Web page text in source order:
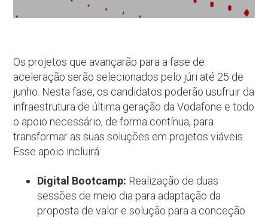
Os projetos que avançarão para a fase de
aceleração serão selecionados pelo júri até 25 de
junho. Nesta fase, os candidatos poderão usufruir da
infraestrutura de última geração da Vodafone e todo
o apoio necessário, de forma contínua, para
transformar as suas soluções em projetos viáveis.
Esse apoio incluirá:
Digital Bootcamp: Realização de duas
sessões de meio dia para adaptação da
proposta de valor e solução para a conceção